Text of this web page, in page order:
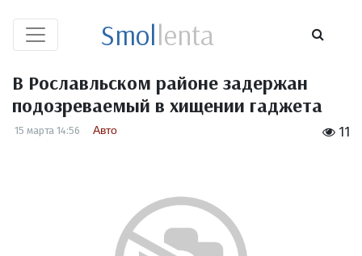
Smollenta
В Рославльском районе задержан
подозреваемый в хищении гаджета
11
15 марта 14:56 Авто